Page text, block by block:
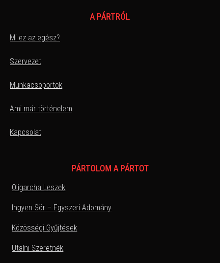
A PÁRTRÓL
Mi ez az egész?
Szervezet
Munkacsoportok
Ami már történelem
Kapcsolat
PÁRTOLOM A PÁRTOT
Oligarcha Leszek
Ingyen Sör – Egyszeri Adomány
Közösségi Gyűjtések
Utalni Szeretnék